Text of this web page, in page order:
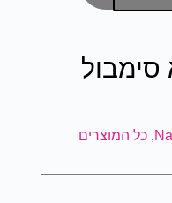
סימבול
, כל המוצרים